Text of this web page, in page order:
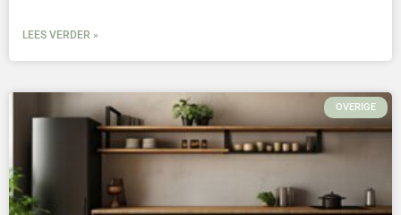
LEES VERDER »
OVERIGE